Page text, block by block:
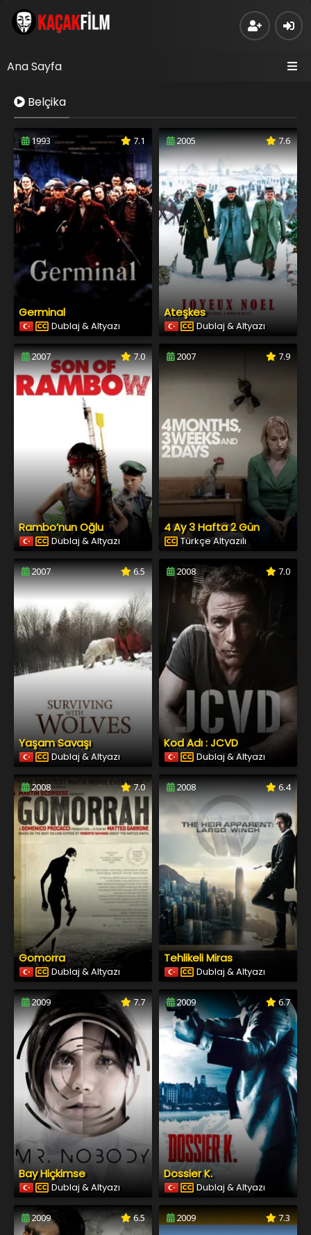
Ana Sayfa
Belçika
1993 7.1
Germinal
Dublaj & Altyazı
2005 7.6
Ateşkes
Dublaj & Altyazı
2007 7.0
Rambo’nun Oğlu
Dublaj & Altyazı
2007 7.9
4 Ay 3 Hafta 2 Gün
Türkçe Altyazılı
2007 6.5
Yaşam Savaşı
Dublaj & Altyazı
2008 7.0
Kod Adı : JCVD
Dublaj & Altyazı
2008 7.0
Gomorra
Dublaj & Altyazı
2008 6.4
Tehlikeli Miras
Dublaj & Altyazı
2009 7.7
Bay Hiçkimse
Dublaj & Altyazı
2009 6.7
Dossier K.
Dublaj & Altyazı
2009 6.5 2009 7.3